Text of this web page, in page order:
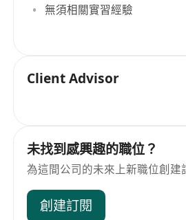
無須相關實習經驗
Client Advisor
未找到感興趣的職位？
為這間公司的未來上新職位創建
創建訂閱